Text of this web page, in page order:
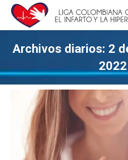
Archivos diarios: 2
2022